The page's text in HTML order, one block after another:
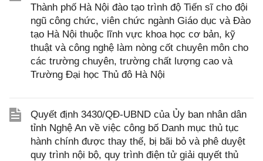
Thành phố Hà Nội đào tạo trình độ Tiến sĩ cho đội
ngũ công chức, viên chức ngành Giáo dục và Đào
tạo Hà Nội thuộc lĩnh vực khoa học cơ bản, kỹ
thuật và công nghệ làm nòng cốt chuyên môn cho
các trường chuyên, trường chất lượng cao và
Trường Đại học Thủ đô Hà Nội
Quyết định 3430/QĐ-UBND của Ủy ban nhân dân
tỉnh Nghệ An về việc công bố Danh mục thủ tục
hành chính được thay thế, bị bãi bỏ và phê duyệt
quy trình nội bộ, quy trình điện tử giải quyết thủ